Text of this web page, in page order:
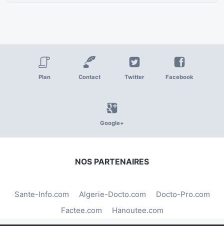
Plan Contact Twitter Facebook
Google+
NOS PARTENAIRES
Sante-Info.com Algerie-Docto.com
Docto-Pro.com
Factee.com
Hanoutee.com